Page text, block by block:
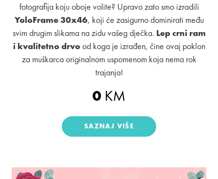
fotografija koju oboje volite? Upravo zato smo izradili
YoloFrame 30x46, koji će zasigurno dominirati među
svim drugim slikama na zidu vašeg dječka. Lep crni ram
i kvalitetno drvood koga je izrađen, čine ovaj poklon
za muškarca originalnom uspomenom koja nema rok
trajanja!
0 KM
SAZNAJ VIŠE